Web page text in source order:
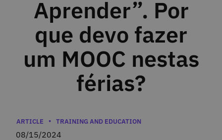
Aprender”. Por
que devo fazer
um MOOC nestas
férias?
Categories
ARTICLE TRAINING AND EDUCATION
08/15/2024